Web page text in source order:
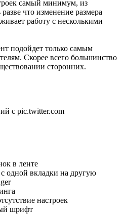
самый минимум, из
что изменение размера
работу с несколькими
подойдет только самым
Скорее всего большинство
сторонних.
с pic.twitter.com
в ленте
одной вкладки на другую
настроек
шрифт